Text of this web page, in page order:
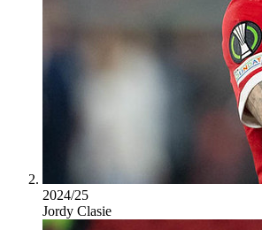
2024/25
Jordy Clasie